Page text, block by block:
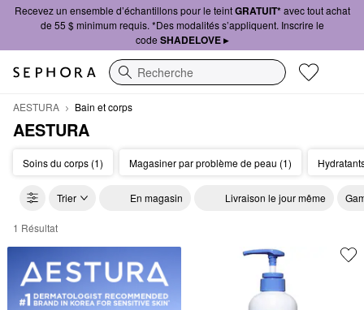
Recevez un ensemble d’échantillons pour le teintGRATUIT*avec tout achat
de 55 $ minimum requis. *Des modalités s’appliquent. Inscrire le
code SHADELOVE ▸
Recherche
AESTURA Bain et corps
AESTURA
Soins du corps (1) Magasiner par problème de peau (1)
Trier En magasin Livraison le jour même
AESTURA Bain et corps
1 Résultat